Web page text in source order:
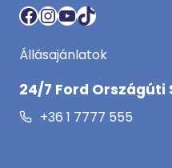
Facebook
Instagram
YouTube
TikTok
Állásajánlatok
24/7 Ford
+36 1 7777 555